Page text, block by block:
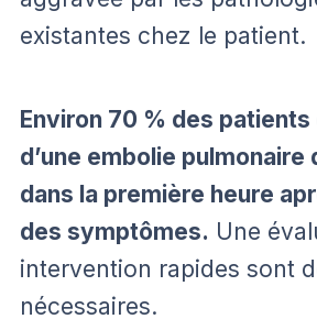
existantes chez le patient.
Environ 70 % des
d’une embolie
dans la première heure
des symptômes. Une
intervention rapides sont
nécessaires.